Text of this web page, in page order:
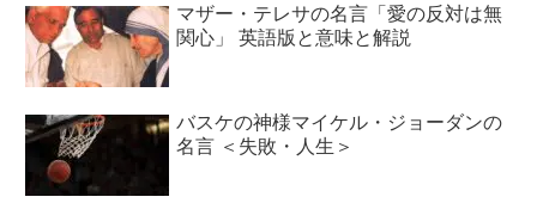
マザー・テレサの名言「愛の反対は無
関心」 英語版と意味と解説
バスケの神様マイケル・ジョーダンの
名言 ＜失敗・人生＞